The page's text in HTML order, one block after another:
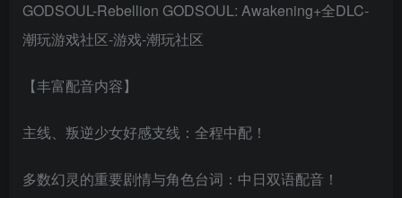
【丰富配音内容】
主线、叛逆少女好感支线：全程中配！
多数幻灵的重要剧情与角色台词：中日双语配音！